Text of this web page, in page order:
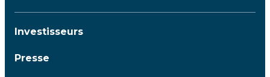
Investisseurs
Presse